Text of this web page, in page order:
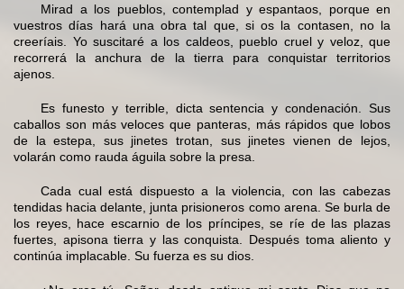
Mirad a los pueblos, contemplad y espantaos, porque en
vuestros días hará una obra tal que, si os la contasen, no la
creeríais. Yo suscitaré a los caldeos, pueblo cruel y veloz, que
recorrerá la anchura de la tierra para conquistar territorios
ajenos.
Es funesto y terrible, dicta sentencia y condenación. Sus
caballos son más veloces que panteras, más rápidos que lobos
de la estepa, sus jinetes trotan, sus jinetes vienen de lejos,
volarán como rauda águila sobre la presa.
Cada cual está dispuesto a la violencia, con las cabezas
tendidas hacia delante, junta prisioneros como arena. Se burla de
los reyes, hace escarnio de los príncipes, se ríe de las plazas
fuertes, apisona tierra y las conquista. Después toma aliento y
continúa implacable. Su fuerza es su dios.